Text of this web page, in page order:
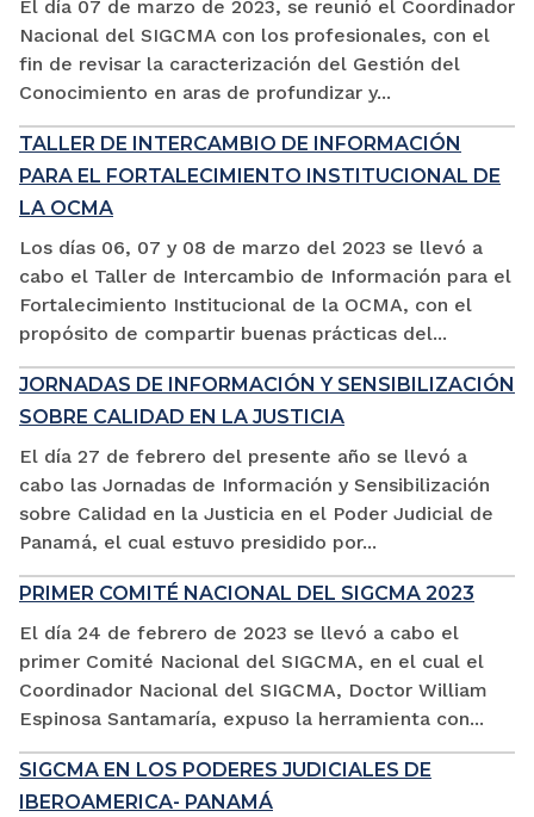
El día 07 de marzo de 2023, se reunió el Coordinador
Nacional del SIGCMA con los profesionales, con el
fin de revisar la caracterización del Gestión del
Conocimiento en aras de profundizar y...
TALLER DE INTERCAMBIO DE INFORMACIÓN
PARA EL FORTALECIMIENTO INSTITUCIONAL DE
LA OCMA
Los días 06, 07 y 08 de marzo del 2023 se llevó a
cabo el Taller de Intercambio de Información para el
Fortalecimiento Institucional de la OCMA, con el
propósito de compartir buenas prácticas del...
JORNADAS DE INFORMACIÓN Y SENSIBILIZACIÓN
SOBRE CALIDAD EN LA JUSTICIA
El día 27 de febrero del presente año se llevó a
cabo las Jornadas de Información y Sensibilización
sobre Calidad en la Justicia en el Poder Judicial de
Panamá, el cual estuvo presidido por...
PRIMER COMITÉ NACIONAL DEL SIGCMA 2023
El día 24 de febrero de 2023 se llevó a cabo el
primer Comité Nacional del SIGCMA, en el cual el
Coordinador Nacional del SIGCMA, Doctor William
Espinosa Santamaría, expuso la herramienta con...
SIGCMA EN LOS PODERES JUDICIALES DE
IBEROAMERICA- PANAMÁ